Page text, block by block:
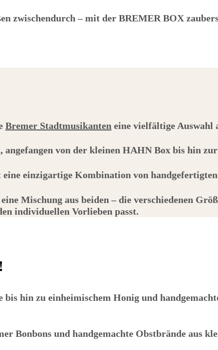
zwischendurch – mit der BREMER BOX
Bremer Stadtmusikanten eine vielfältige Auswahl
von der kleinen HAHN Box bis hin
einzigartige Kombination von
Mischung aus beiden – die verschiedenen
individuellen Vorlieben passt.
hin zu einheimischem Honig und
Bonbons und handgemachte Obstbrände aus